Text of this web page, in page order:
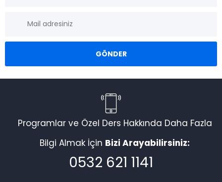
Programlar ve Özel Ders Hakkında Daha Fazla
Bilgi Almak İçin Bizi Arayabilirsiniz:
0532 621 1141